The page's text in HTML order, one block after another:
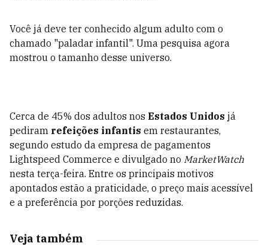
Você já deve ter conhecido algum adulto com o
chamado "paladar infantil". Uma pesquisa agora
mostrou o tamanho desse universo.
Cerca de 45% dos adultos nos Estados Unidos já
pediram refeições infantis em restaurantes,
segundo estudo da empresa de pagamentos
Lightspeed Commerce e divulgado no MarketWatch
nesta terça-feira. Entre os principais motivos
apontados estão a praticidade, o preço mais acessível
e a preferência por porções reduzidas.
Veja também